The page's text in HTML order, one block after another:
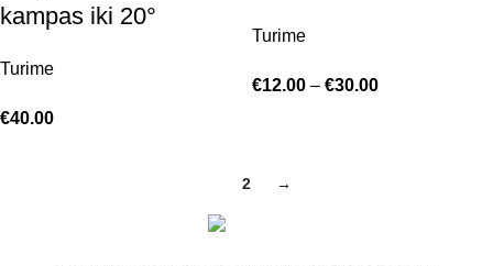
kampas iki 20°
Turime
€40.00
Turime
€12.00 – €30.00
2 →